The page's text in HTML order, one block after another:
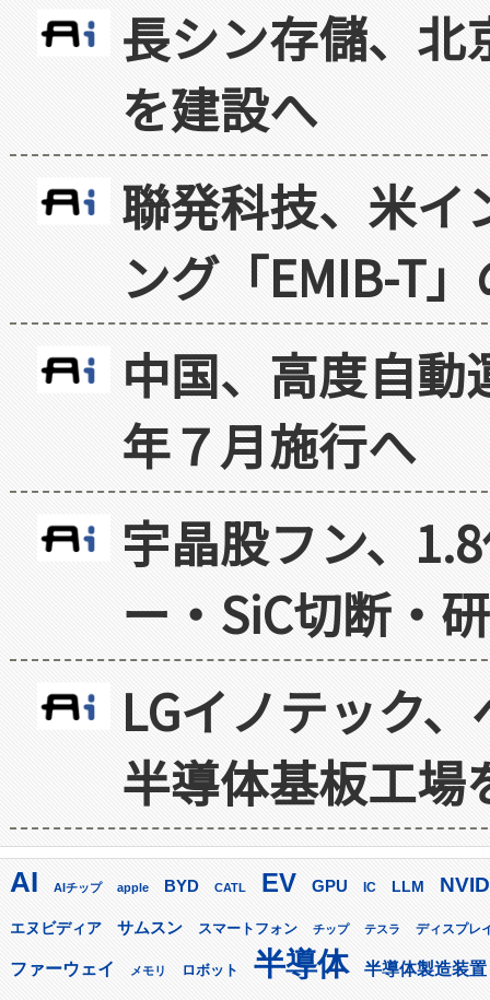
長シン存儲、北
を建設へ
聯発科技、米イ
ング「EMIB-T
中国、高度自
年７月施行へ
宇晶股フン、
ー・SiC切断・
LGイノテック
半導体基板工場
AI AIチップ apple BYD CATL EV GPU IC LLM
エヌビディア サムスン スマートフォン チップ テスラ ディスプレ
ファーウェイ メモリ ロボット 半導体 半導体製造装置